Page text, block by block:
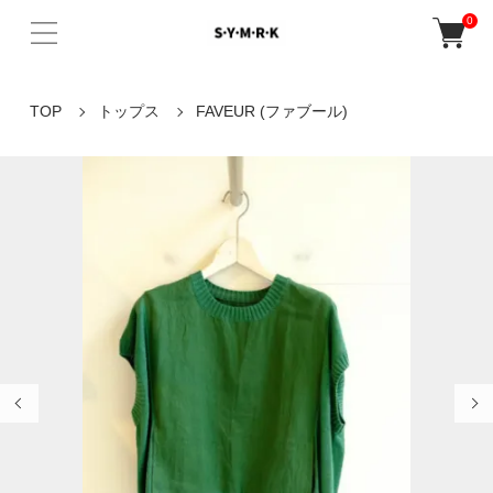
0
TOP トップス FAVEUR (ファブール)